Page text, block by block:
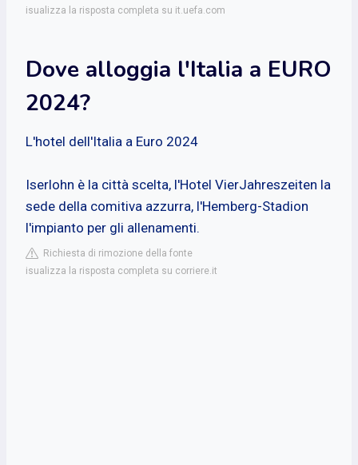
isualizza la risposta completa su it.uefa.com
Dove alloggia l'Italia a EURO
2024?
L'hotel dell'Italia a Euro 2024
Iserlohn è la città scelta, l'Hotel VierJahreszeiten la
sede della comitiva azzurra, l'Hemberg-Stadion
l'impianto per gli allenamenti.
Richiesta di rimozione della fonte
isualizza la risposta completa su corriere.it